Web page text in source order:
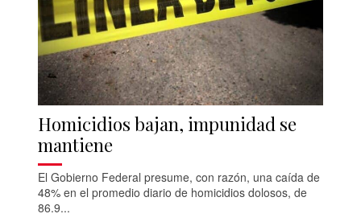
Homicidios bajan, impunidad se
mantiene
El Gobierno Federal presume, con razón, una caída de
48% en el promedio diario de homicidios dolosos, de
86.9...